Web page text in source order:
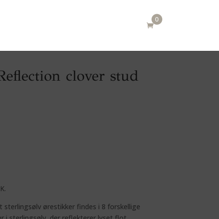
0
clover stud
ørestikker findes i 8 forskellige